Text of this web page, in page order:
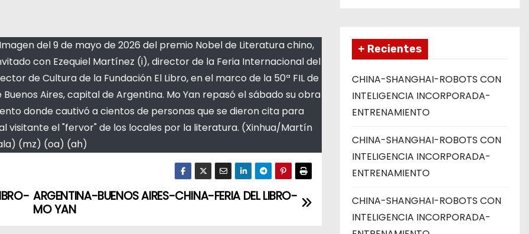
del 9 de mayo de 2026 del premio Nobel de Literatura chino,
con Ezequiel Martínez (i), director de la Feria Internacional del
de Cultura de la Fundación El Libro, en el marco de la 50ª FIL de
Aires, capital de Argentina. Mo Yan repasó el sábado su obra
donde cautivó a cientos de personas que se dieron cita para
visitante el "fervor" de los locales por la literatura. (Xinhua/Martín
(mz) (oa) (ah)
ARGENTINA-BUENOS AIRES-CHINA-FERIA DEL LIBRO-
MO YAN
+ Recientes
CHINA-SHANGHAI-ROBOTS CON
INTELIGENCIA INCORPORADA-
ENTRENAMIENTO
CHINA-SHANGHAI-ROBOTS CON
INTELIGENCIA INCORPORADA-
ENTRENAMIENTO
CHINA-SHANGHAI-ROBOTS CON
INTELIGENCIA INCORPORADA-